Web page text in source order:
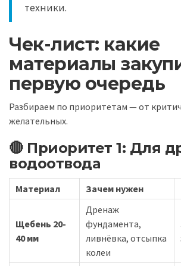
техники.
Чек-лист: какие
материалы
первую очередь
Разбираем по приоритетам — от
желательных.
🔴 Приоритет 1: Для
водоотвода
Материал Зачем нужен
Щебень 20-
40 мм
Дренаж
фундамента,
ливнёвка, отсыпка
колеи